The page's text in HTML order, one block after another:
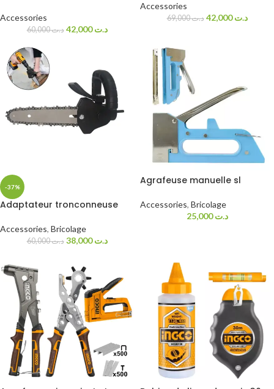
Accessories
د.ت60,000 د.ت42,000
Accessories
د.ت69,000 د.ت42,000
-37%
Adaptateur tronconneuse
Accessories, Bricolage
د.ت60,000 د.ت38,000
Agrafeuse manuelle sl
Accessories, Bricolage
د.ت25,000